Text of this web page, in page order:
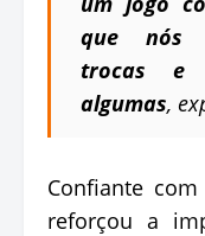
que nós
trocas e
algumas,
Confiante
reforçou a